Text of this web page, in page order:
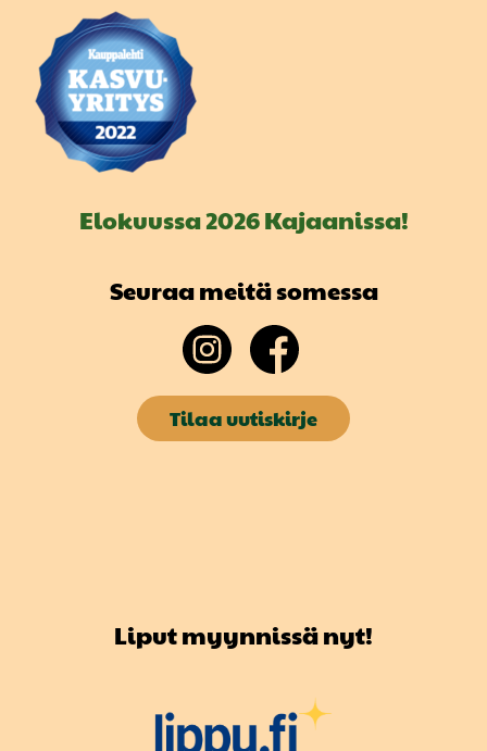
Elokuussa 2026 Kajaanissa!
Seuraa meitä somessa
Tilaa uutiskirje
Liput myynnissä nyt!